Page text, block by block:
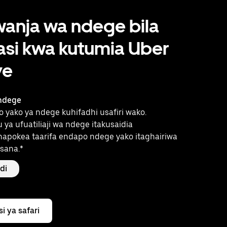
wa ndege bila
kwa kutumia Uber
yako ya ndege kuhifadhi usafiri wako.
ya ufuatiliaji wa ndege itakusaidia
taarifa endapo ndege yako itaghairiwa
ya safari